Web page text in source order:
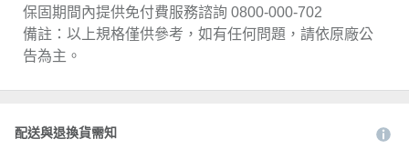
保固期間內提供免付費服務諮詢 0800-000-702
備註：以上規格僅供參考，如有任何問題，請依原廠公
告為主。
配送與退換貨需知